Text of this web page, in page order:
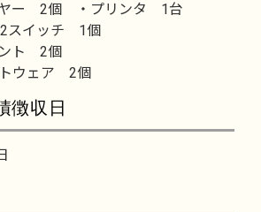
ヤー 2個 ・プリンタ 1台
イッチ 1個
ト 2個
ウェア 2個
徴収日